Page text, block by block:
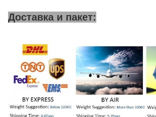
Доставка и пакет: